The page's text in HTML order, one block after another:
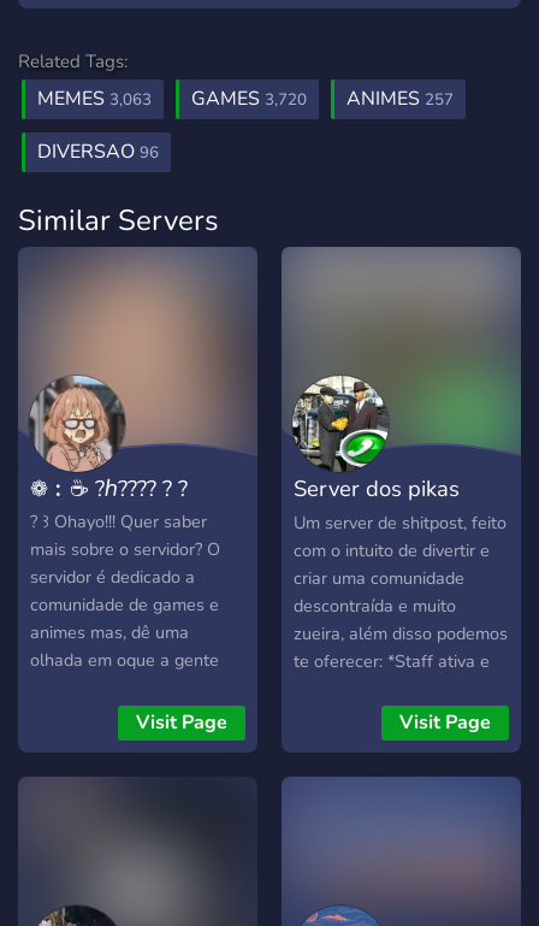
Related Tags:
MEMES 3,063 GAMES 3,720 ANIMES 257
DIVERSAO 96
Similar Servers
❁︰☕ ?ℎ???? ? ?
? ꒱ Ohayo!!! Quer saber
mais sobre o servidor? O
servidor é dedicado a
comunidade de games e
animes mas, dê uma
olhada em oque a gente
Vários chat ꒷꒦˚‧๑˖ ╰╮? +10
bots . ₊˚ ໑ ╭╯? Muitos
canais de voz . ₊˚ ໑ ╰╮?
??? ????°୧
Visit Page
Server dos pikas
blindadas
Um server de shitpost, feito
com o intuito de divertir e
criar uma comunidade
descontraída e muito
zueira, além disso podemos
te oferecer: *Staff ativa e
*Servidor descontraído
*Recepção amigável
*Server organizado e bonito
convidado a fazer desse
Visit Page